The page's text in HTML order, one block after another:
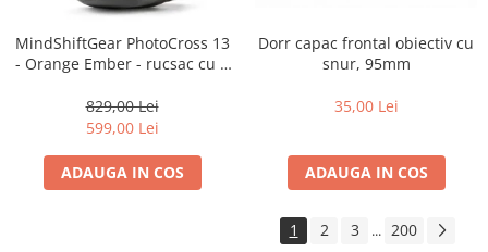
MindShiftGear PhotoCross 13
- Orange Ember - rucsac cu o
829,00 Lei
599,00 Lei
ADAUGA IN COS
Dorr capac frontal obiectiv cu
snur, 95mm
35,00 Lei
ADAUGA IN COS
1 2 3 ... 200